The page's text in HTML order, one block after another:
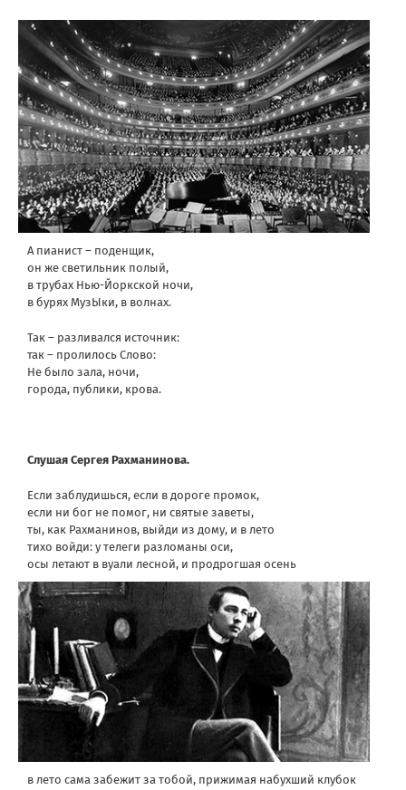
А пианист – поденщик,
он же светильник полый,
в трубах Нью-Йоркской ночи,
в бурях МузЫки, в волнах.
Так – разливался источник:
так – пролилось Слово:
Не было зала, ночи,
города, публики, крова.
Слушая Сергея Рахманинова.
Если заблудишься, если в дороге промок,
если ни бог не помог, ни святые заветы,
ты, как Рахманинов, выйди из дому, и в лето
тихо войди: у телеги разломаны оси,
осы летают в вуали лесной, и продрогшая осень
в лето сама забежит за тобой, прижимая набухший клубок